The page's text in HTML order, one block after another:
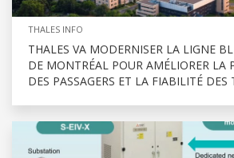
THALES INFO
THALES VA MODERNISER LA LIGNE
DE MONTRÉAL POUR AMÉLIORER LA
DES PASSAGERS ET LA FIABILITÉ DES